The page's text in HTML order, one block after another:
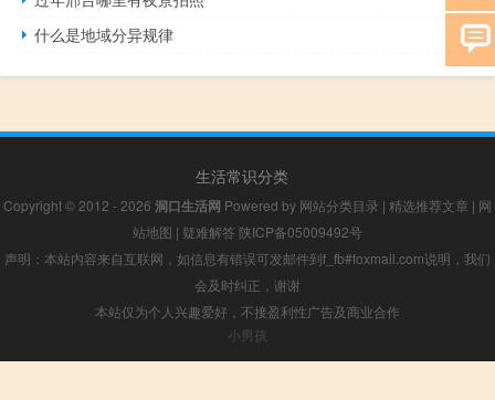
什么是地域分异规律
生活常识分类
Copyright © 2012 - 2026 洞口生活网 Powered by 网站分类目录 | 精选推荐文章 | 网
站地图 | 疑难解答 陕ICP备05009492号
声明：本站内容来自互联网，如信息有错误可发邮件到f_fb#foxmail.com说明，我们
会及时纠正，谢谢
本站仅为个人兴趣爱好，不接盈利性广告及商业合作
小男孩